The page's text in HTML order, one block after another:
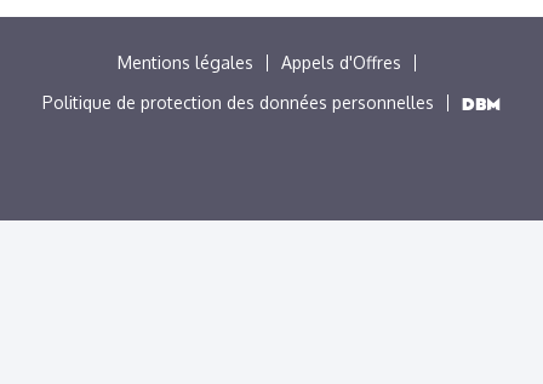
MENU
PIED
Mentions légales
Appels d'Offres
Politique de protection des données personnelles